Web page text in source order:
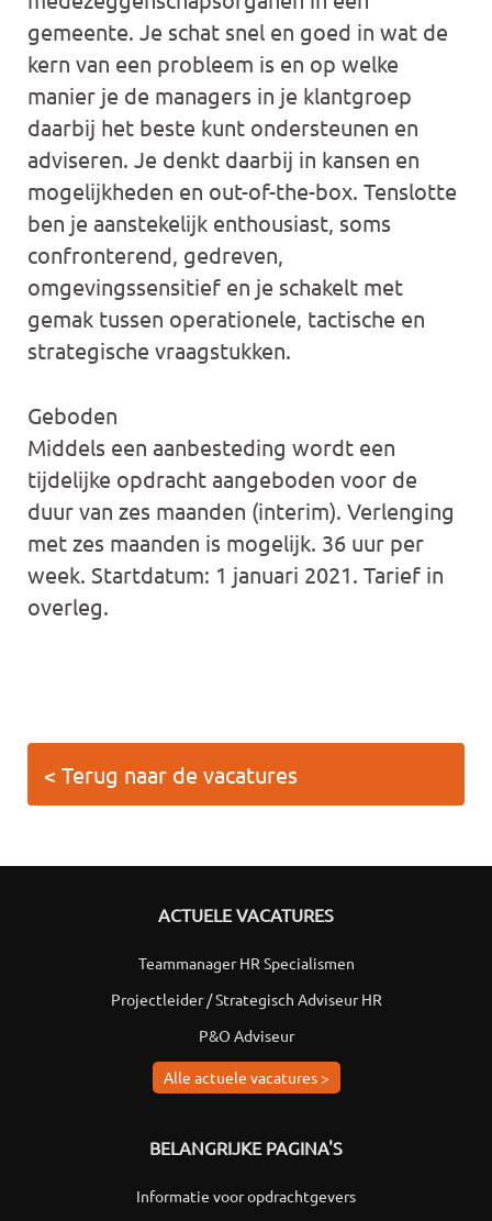
gemeente. Je schat snel en goed in wat de
kern van een probleem is en op welke
manier je de managers in je klantgroep
daarbij het beste kunt ondersteunen en
adviseren. Je denkt daarbij in kansen en
mogelijkheden en out-of-the-box. Tenslotte
ben je aanstekelijk enthousiast, soms
confronterend, gedreven,
omgevingssensitief en je schakelt met
gemak tussen operationele, tactische en
strategische vraagstukken.
Geboden
Middels een aanbesteding wordt een
tijdelijke opdracht aangeboden voor de
duur van zes maanden (interim). Verlenging
met zes maanden is mogelijk. 36 uur per
week. Startdatum: 1 januari 2021. Tarief in
overleg.
< Terug naar de vacatures
ACTUELE VACATURES
Teammanager HR Specialismen
Projectleider / Strategisch Adviseur HR
P&O Adviseur
Alle actuele vacatures >
BELANGRIJKE PAGINA'S
Informatie voor opdrachtgevers